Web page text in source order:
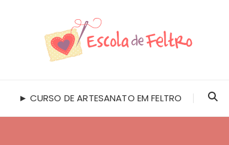
► CURSO DE ARTESANATO EM FELTRO